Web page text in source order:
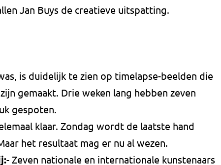
Jan Buys de creatieve uitspatting.
is duidelijk te zien op timelapse-beelden die
zijn gemaakt. Drie weken lang hebben zeven
gespoten.
klaar. Zondag wordt de laatste hand
het resultaat mag er nu al wezen.
- Zeven nationale en internationale kunstenaars